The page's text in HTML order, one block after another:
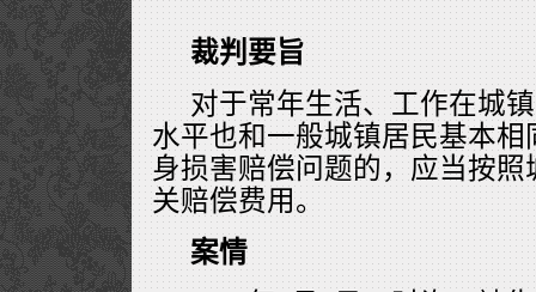
裁判要旨
对于常年生活、工作在城
水平也和一般城镇居民基本
身损害赔偿问题的，应当按
关赔偿费用。
案情